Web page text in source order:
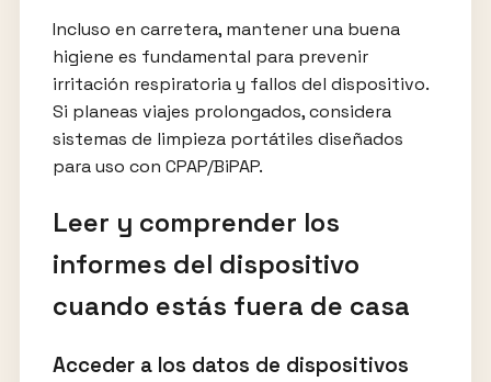
Incluso en carretera, mantener una buena
higiene es fundamental para prevenir
irritación respiratoria y fallos del dispositivo.
Si planeas viajes prolongados, considera
sistemas de limpieza portátiles diseñados
para uso con CPAP/BiPAP.
Leer y comprender los
informes del dispositivo
cuando estás fuera de casa
Acceder a los datos de dispositivos